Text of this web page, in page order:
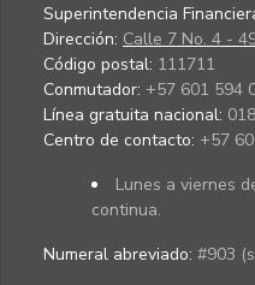
Superintendencia
Dirección: Calle 7 No. 4 -
Código postal: 111711
Conmutador: +57 601 594
Línea gratuita nacional:
Centro de contacto: +57
Lunes a viernes
continua.
Numeral abreviado: #903